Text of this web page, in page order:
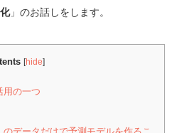
」のお話しをします。
[hide]
用の一つ